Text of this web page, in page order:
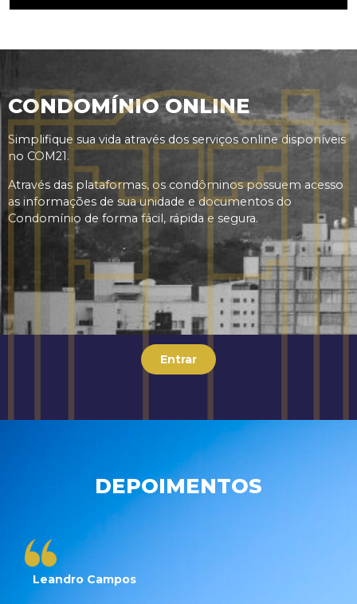
CONDOMÍNIO ONLINE
Simplifique sua vida através dos serviços online disponíveis
no COM21.
Através das plataformas, os condôminos possuem acesso
as informações de sua unidade e documentos do
Condomínio de forma fácil, rápida e segura.
Entrar
DEPOIMENTOS
Leandro Campos